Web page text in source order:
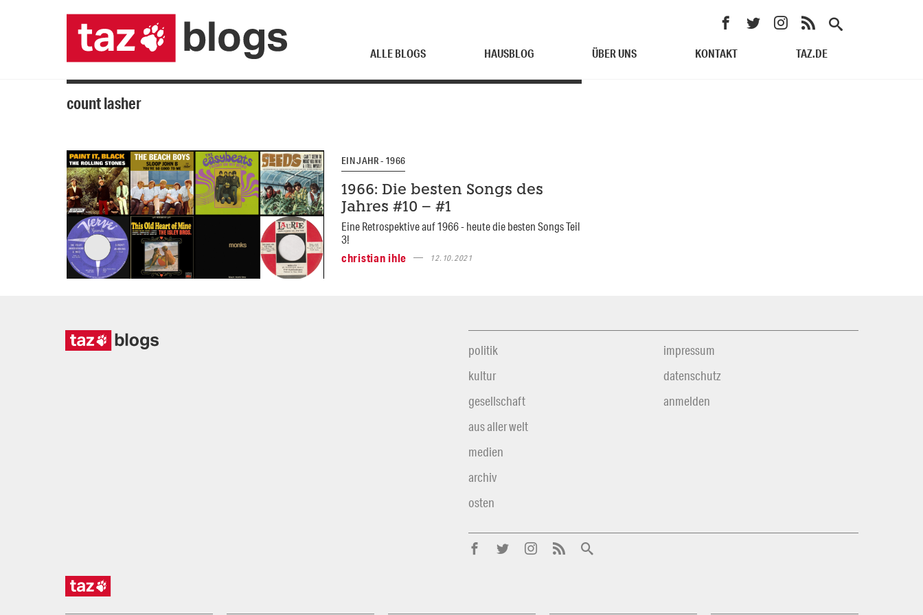
ALLE BLOGS HAUSBLOG ÜBER UNS KONTAKT TAZ.DE
count lasher
EIN JAHR - 1966
1966: Die besten Songs des
Jahres #10 – #1
Eine Retrospektive auf 1966 - heute die besten Songs Teil
3!
christian ihle
12.10.2021
politik
kultur
gesellschaft
aus aller welt
medien
archiv
osten
impressum
datenschutz
anmelden